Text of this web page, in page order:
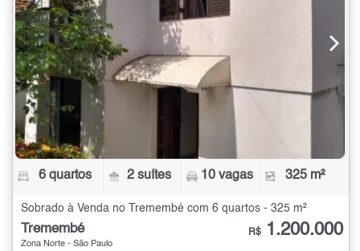
6 quartos 2 suítes 10 vagas 325 m²
Sobrado à Venda no Tremembé com 6 quartos - 325 m²
Tremembé
Zona Norte - São Paulo
R$ 1.200.000